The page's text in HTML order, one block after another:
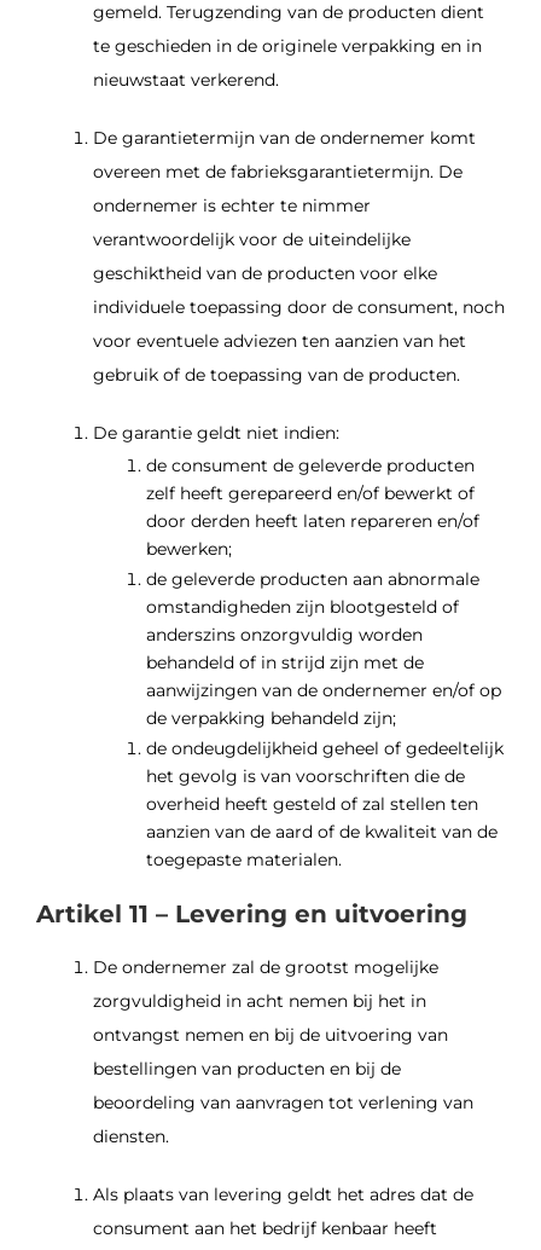
gemeld. Terugzending van de producten dient
te geschieden in de originele verpakking en in
nieuwstaat verkerend.
De garantietermijn van de ondernemer komt
overeen met de fabrieksgarantietermijn. De
ondernemer is echter te nimmer
verantwoordelijk voor de uiteindelijke
geschiktheid van de producten voor elke
individuele toepassing door de consument, noch
voor eventuele adviezen ten aanzien van het
gebruik of de toepassing van de producten.
De garantie geldt niet indien:
de consument de geleverde producten
zelf heeft gerepareerd en/of bewerkt of
door derden heeft laten repareren en/of
bewerken;
de geleverde producten aan abnormale
omstandigheden zijn blootgesteld of
anderszins onzorgvuldig worden
behandeld of in strijd zijn met de
aanwijzingen van de ondernemer en/of op
de verpakking behandeld zijn;
de ondeugdelijkheid geheel of gedeeltelijk
het gevolg is van voorschriften die de
overheid heeft gesteld of zal stellen ten
aanzien van de aard of de kwaliteit van de
toegepaste materialen.
Artikel 11 – Levering en uitvoering
De ondernemer zal de grootst mogelijke
zorgvuldigheid in acht nemen bij het in
ontvangst nemen en bij de uitvoering van
bestellingen van producten en bij de
beoordeling van aanvragen tot verlening van
diensten.
Als plaats van levering geldt het adres dat de
consument aan het bedrijf kenbaar heeft